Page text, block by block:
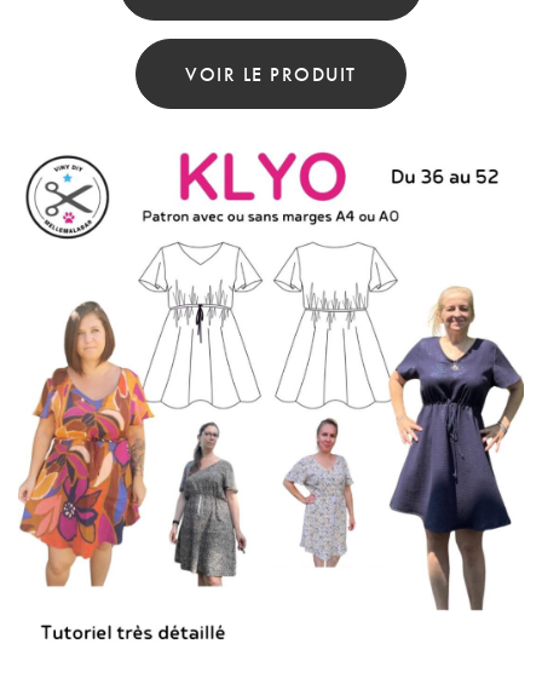
Ce
Produit
Variations.
Les
Options
Peuvent
Être
Choisies
Sur
Page
Produit
VOIR LE PRODUIT